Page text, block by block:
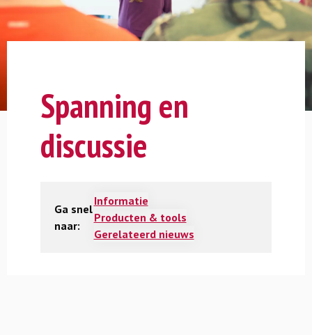
Spanning en
discussie
Ga snel
naar:
Informatie
Producten & tools
Gerelateerd nieuws